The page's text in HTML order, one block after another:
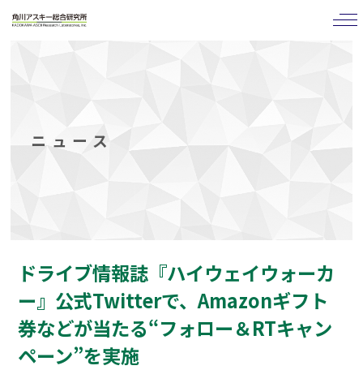
ニュース
ドライブ情報誌『ハイウェイウォーカ
ー』公式Twitterで、Amazonギフト
券などが当たる“フォロー＆RTキャン
ペーン”を実施